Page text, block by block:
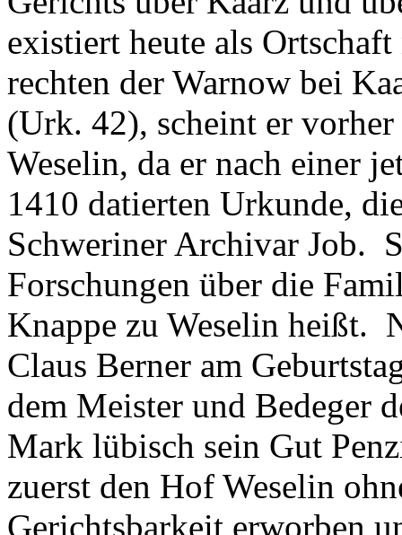
existiert heute als
rechten der Warnow bei
(Urk. 42), scheint er
Weselin, da er nach einer
1410 datierten Urkunde,
Schweriner Archivar Job.
Forschungen über die
Knappe zu Weselin heißt.
Claus Berner am
dem Meister und Bedeger
Mark lübisch sein Gut
zuerst den Hof Weselin
Gerichtsbarkeit erworben